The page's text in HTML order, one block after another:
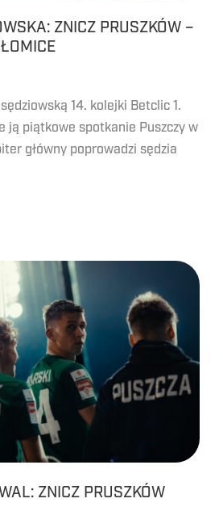
ZNICZ PRUSZKÓW –
14. kolejki Betclic 1.
ją piątkowe spotkanie Puszczy w
główny poprowadzi sędzia
ZNICZ PRUSZKÓW